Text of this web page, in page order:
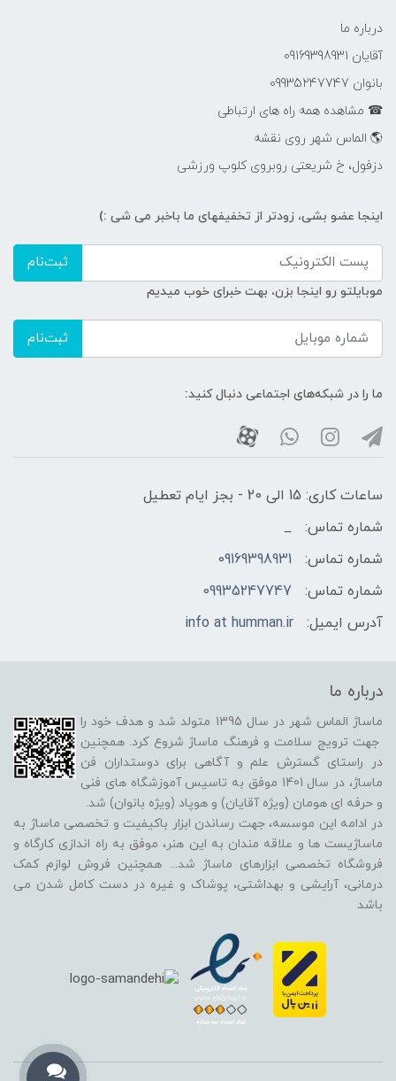
درباره ما
آقایان 09169398931
بانوان 09935247747
☎ مشاهده همه راه های ارتباطی
🌎 الماس شهر روی نقشه
دزفول، خ شریعتی روبروی کلوپ ورزشی
اینجا عضو بشی، زودتر از تخفیفهای ما باخبر می شی :)
ثبت‌نام
موبایلتو رو اینجا بزن، بهت خبرای خوب میدیم
ثبت‌نام
ما را در شبکه‌های اجتماعی دنبال کنید:
ساعات کاری: 15 الی 20 - بجز ایام تعطیل
شماره تماس:
_
شماره تماس:
09169398931
شماره تماس:
09935247747
آدرس ایمیل:
info at humman.ir
درباره ما
ماساژ الماس شهر در سال 1395 متولد شد و هدف خود را
جهت ترویج سلامت و فرهنگ ماساژ شروع کرد. همچنین
در راستای گسترش علم و آگاهی برای دوستداران فن
ماساژ، در سال 1401 موفق به تاسیس آموزشگاه های فنی
و حرفه ای هومان (ویژه آقایان) و هوپاد (ویژه بانوان) شد.
در ادامه این موسسه، جهت رساندن ابزار باکیفیت و تخصصی ماساژ به
ماساژیست ها و علاقه مندان به این هنر، موفق به راه اندازی کارگاه و
فروشگاه تخصصی ابزارهای ماساژ شد... همچنین فروش لوازم کمک
درمانی، آرایشی و بهداشتی، پوشاک و غیره در دست کامل شدن می
باشد